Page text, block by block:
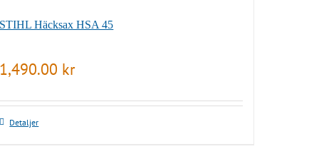
STIHL Häcksax HSA 45
1,490.00 kr
Detaljer